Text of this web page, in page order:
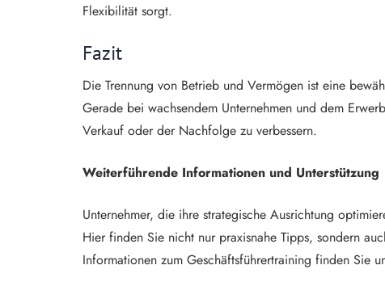
Flexibilität sorgt.
Fazit
Die Trennung von Betrieb und Vermögen ist eine
Gerade bei wachsendem Unternehmen und dem
Verkauf oder der Nachfolge zu verbessern.
Weiterführende Informationen und Unterstützung
Unternehmer, die ihre strategische Ausrichtung
Hier finden Sie nicht nur praxisnahe Tipps, sondern
Informationen zum Geschäftsführertraining finden Sie